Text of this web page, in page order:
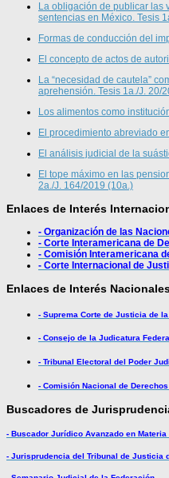
La obligación de publicar las
sentencias en México. Tesis
Formas de conducción del
El concepto de actos de
La “necesidad de cautela”
aprehensión. Tesis 1a./J. 20/
Los alimentos como
El procedimiento abreviado
El análisis judicial de la
El tope máximo en las
2a./J. 164/2019 (10a.)
Enlaces de Interés
- Organización de las
- Corte Interamericana de
- Comisión Interamericana
- Corte Internacional de
Enlaces de Interés
- Suprema Corte de Justicia de
- Consejo de la Judicatura Federal
- Tribunal Electoral del Poder
- Comisión Nacional de
Buscadores de
- Buscador Jurídico Avanzado en Materia
- Jurisprudencia del Tribunal de Justicia